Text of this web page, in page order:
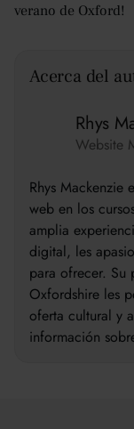
verano de Oxford!
Acerca del
Rhys
Website
Rhys Mackenzie
web en los
amplia
digital, les
para ofrecer. Su
Oxfordshire les
oferta cultural y
información